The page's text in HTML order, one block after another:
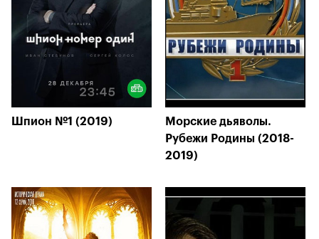
Шпион №1 (2019)
Морские дьяволы.
Рубежи Родины (2018-
2019)